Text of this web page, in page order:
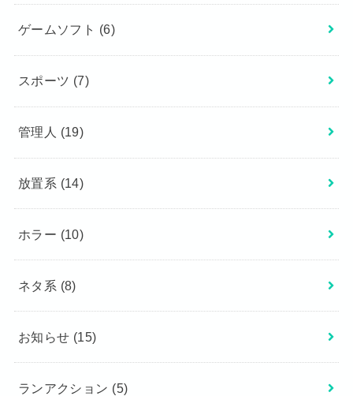
ゲームソフト (6)
スポーツ (7)
管理人 (19)
放置系 (14)
ホラー (10)
ネタ系 (8)
お知らせ (15)
ランアクション (5)